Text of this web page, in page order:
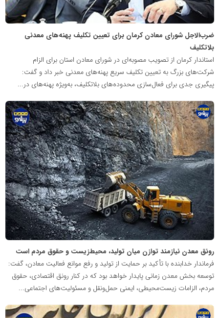
ضرب‌الاجل شورای معادن کرمان برای تعیین تکلیف پهنه‌های معدنی
بلاتکلیف
استاندار کرمان از تصویب مصوبه‌ای در شورای معادن استان برای الزام
شرکت‌های بزرگ به تعیین تکلیف سریع پهنه‌های معدنی خبر داد و گفت:
پیگیری جدی برای فعال‌سازی محدوده‌های بلاتکلیف، به‌ویژه پهنه‌های در...
رونق معدن نیازمند توازن میان تولید، محیط‌زیست و حقوق مردم است
فرماندار خدابنده با تأکید بر حمایت از تولید و رفع موانع فعالیت معادن، گفت:
توسعه بخش معدن زمانی پایدار خواهد بود که در کنار رونق اقتصادی، حقوق
مردم، الزامات زیست‌محیطی، ایمنی حمل‌ونقل و مسئولیت‌های اجتماعی...
پایگاه
اطلاع
رسانی
معدن
پیشرو